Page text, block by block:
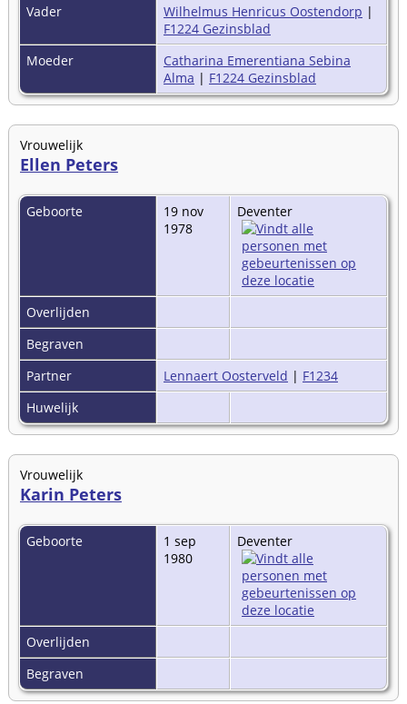
Vader
Wilhelmus Henricus Oostendorp |
F1224 Gezinsblad
Moeder
Catharina Emerentiana Sebina
Alma | F1224 Gezinsblad
Vrouwelijk
Ellen Peters
Geboorte
19 nov
1978
Deventer
Overlijden
Begraven
Partner
Lennaert Oosterveld | F1234
Huwelijk
Vrouwelijk
Karin Peters
Geboorte
1 sep
1980
Deventer
Overlijden
Begraven